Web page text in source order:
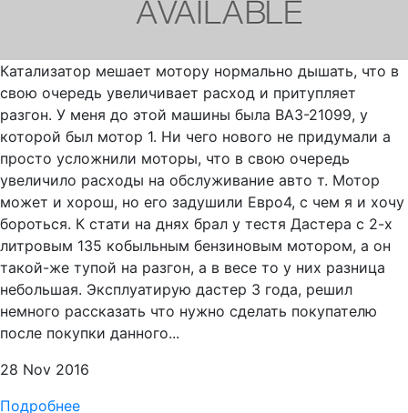
Катализатор мешает мотору нормально дышать, что в
свою очередь увеличивает расход и притупляет
разгон. У меня до этой машины была ВАЗ-21099, у
которой был мотор 1. Ни чего нового не придумали а
просто усложнили моторы, что в свою очередь
увеличило расходы на обслуживание авто т. Мотор
может и хорош, но его задушили Евро4, с чем я и хочу
бороться. К стати на днях брал у тестя Дастера с 2-х
литровым 135 кобыльным бензиновым мотором, а он
такой-же тупой на разгон, а в весе то у них разница
небольшая. Эксплуатирую дастер 3 года, решил
немного рассказать что нужно сделать покупателю
после покупки данного...
28 Nov 2016
Подробнее